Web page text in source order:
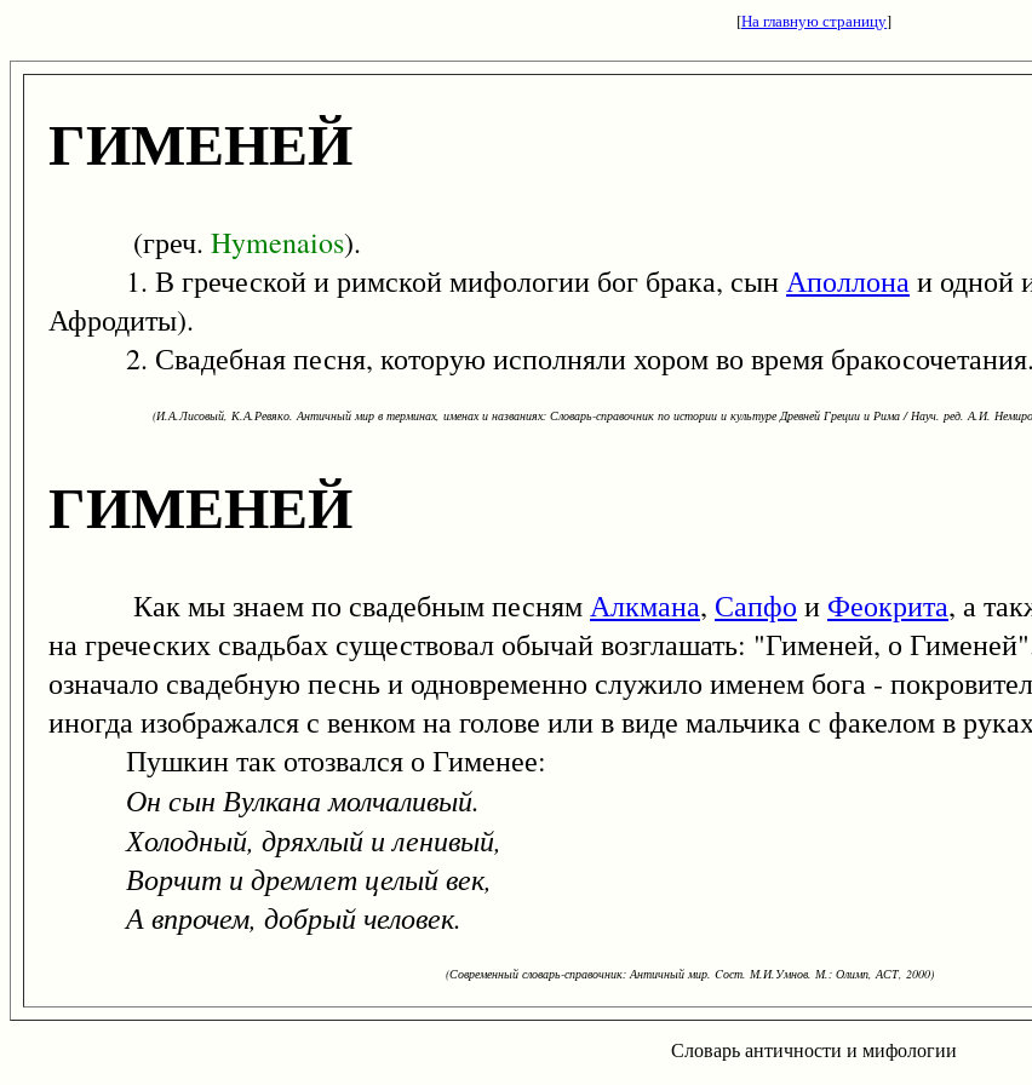
[На главную страницу]
ГИМЕНЕЙ
(греч. Hymenaios).
1. В греческой и римской мифологии бог брака, сынАполлонаи одной
Афродиты).
2. Свадебная песня, которую исполняли хором во время бракосочетания.
(И.А.Лисовый, К.А.Ревяко. Античный мир в терминах, именах и названиях: Словарь-справочник по истории и культуре Древней Греции и Рима / Науч. ред. А.И.
ГИМЕНЕЙ
Как мы знаем по свадебным песнямАлкмана, Сапфо и Феокрита, а
на греческих свадьбах существовал обычай возглашать: "Гименей, о
означало свадебную песнь и одновременно служило именем бога -
иногда изображался с венком на голове или в виде мальчика с факелом в
Пушкин так отозвался о Гименее:
Он сын Вулкана молчаливый.
Холодный, дряхлый и ленивый,
Ворчит и дремлет целый век,
А впрочем, добрый человек.
(Современный словарь-справочник: Античный мир. Cост. М.И.Умнов. М.: Олимп, АСТ, 2000)
Словарь античности и мифологии